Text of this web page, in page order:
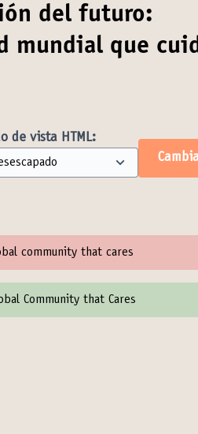
del futuro:
mundial que
de vista HTML:
community that cares
Community that Cares